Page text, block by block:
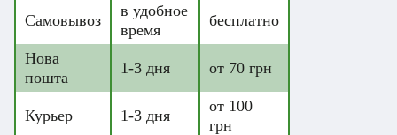
Самовывоз
в удобное
время
бесплатно
Нова
пошта
1-3 дня от 70 грн
Курьер 1-3 дня
от 100
грн